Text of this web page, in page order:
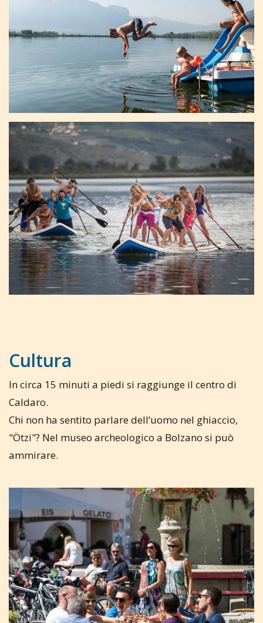
Cultura
In circa 15 minuti a piedi si raggiunge il centro di
Caldaro.
Chi non ha sentito parlare dell’uomo nel ghiaccio,
"Ötzi"? Nel museo archeologico a Bolzano si può
ammirare.